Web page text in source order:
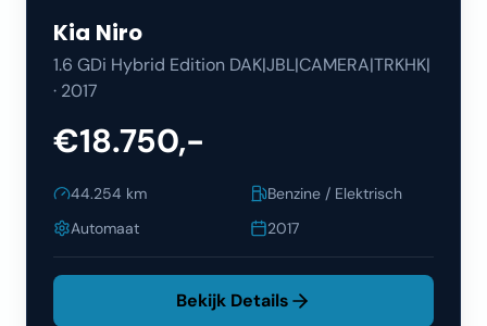
Kia Niro
1.6 GDi Hybrid Edition DAK|JBL|CAMERA|TRKHK|
· 2017
€18.750,-
44.254 km
Benzine / Elektrisch
Automaat
2017
Bekijk Details